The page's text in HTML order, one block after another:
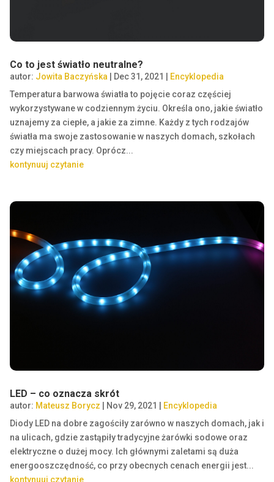
Co to jest światło neutralne?
autor: Jowita Baczyńska Dec 31, 2021
Encyklopedia
Temperatura barwowa światła to pojęcie coraz częściej
wykorzystywane w codziennym życiu. Określa ono, jakie światło
uznajemy za ciepłe, a jakie za zimne. Każdy z tych rodzajów
światła ma swoje zastosowanie w naszych domach, szkołach
czy miejscach pracy. Oprócz...
kontynuuj czytanie
LED – co oznacza skrót
autor: Mateusz Borycz Nov 29, 2021
Encyklopedia
Diody LED na dobre zagościły zarówno w naszych domach, jak i
na ulicach, gdzie zastąpiły tradycyjne żarówki sodowe oraz
elektryczne o dużej mocy. Ich głównymi zaletami są duża
energooszczędność, co przy obecnych cenach energii jest...
kontynuuj czytanie